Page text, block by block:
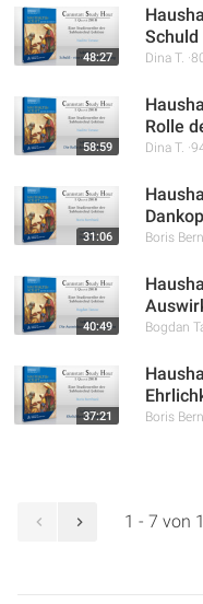
48:27 Dina T.
58:59
Rolle
Dina T.
31:06 Boris
40:49 Bogdan
37:21 Boris
1 - 7 von